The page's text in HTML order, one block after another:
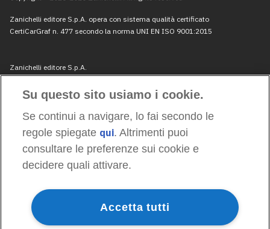
Su questo sito usiamo i cookie.
Se continui a navigare, lo fai secondo le
regole spiegate qui. Altrimenti puoi
consultare le preferenze sui cookie e
decidere quali attivare.
Accetta tutti